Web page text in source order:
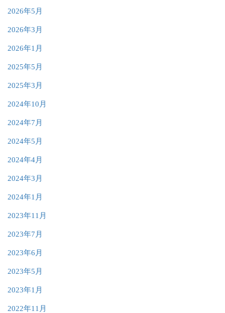
2026年5月
2026年3月
2026年1月
2025年5月
2025年3月
2024年10月
2024年7月
2024年5月
2024年4月
2024年3月
2024年1月
2023年11月
2023年7月
2023年6月
2023年5月
2023年1月
2022年11月